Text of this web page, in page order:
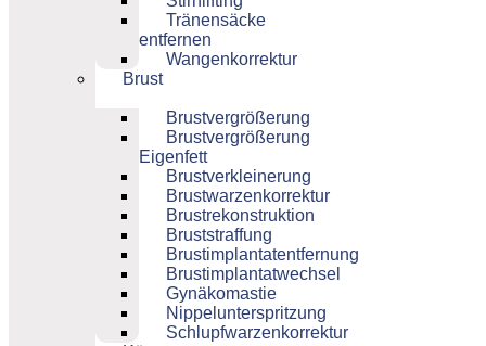
Tränensäcke
entfernen
Wangenkorrektur
Brust
Brustvergrößerung
Brustvergrößerung
Eigenfett
Brustverkleinerung
Brustwarzenkorrektur
Brustrekonstruktion
Bruststraffung
Brustimplantatentfernung
Brustimplantatwechsel
Gynäkomastie
Nippelunterspritzung
Schlupfwarzenkorrektur